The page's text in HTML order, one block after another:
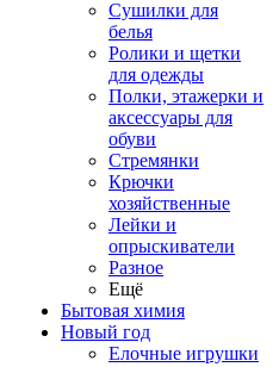
Сушилки для
белья
Ролики и щетки
для одежды
Полки, этажерки и
аксессуары для
обуви
Стремянки
Крючки
хозяйственные
Лейки и
опрыскиватели
Разное
Ещё
Бытовая химия
Новый год
Елочные игрушки